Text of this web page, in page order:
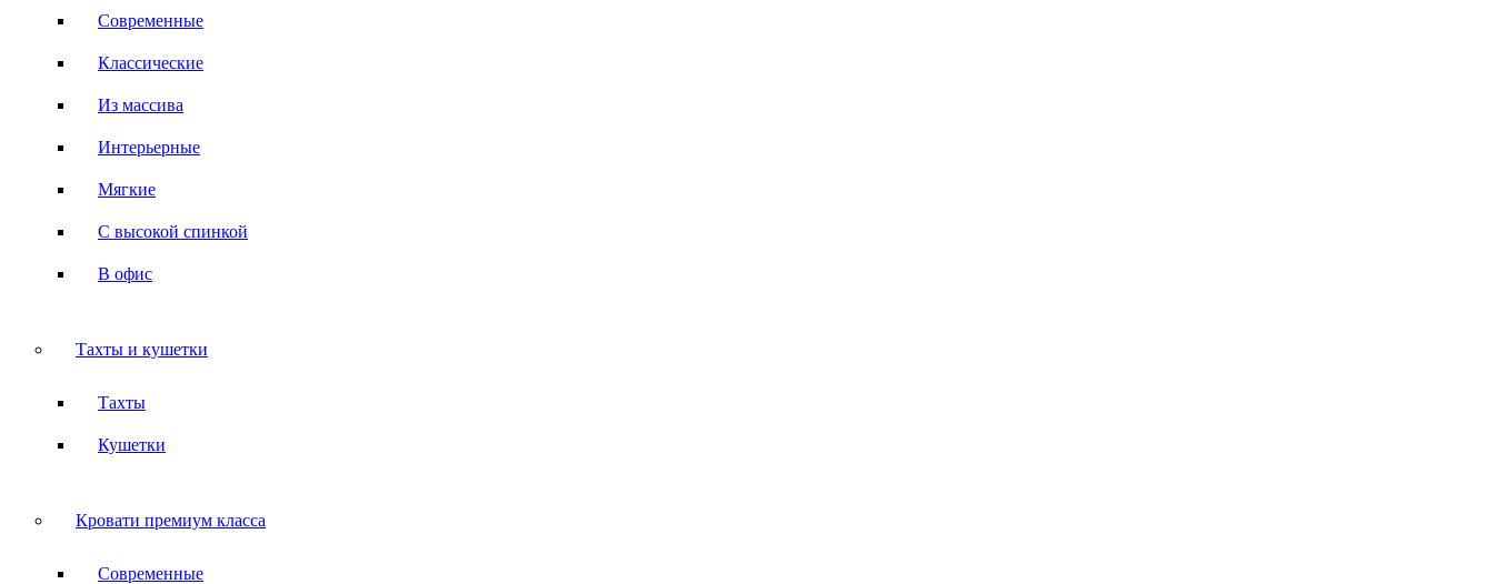
Современные
Классические
Из массива
Интерьерные
Мягкие
С высокой спинкой
В офис
Тахты и кушетки
Тахты
Кушетки
Кровати премиум класса
Современные